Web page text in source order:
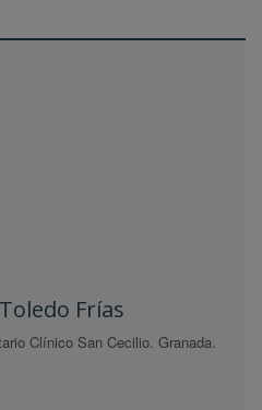
Frías
Clínico San Cecilio. Granada.